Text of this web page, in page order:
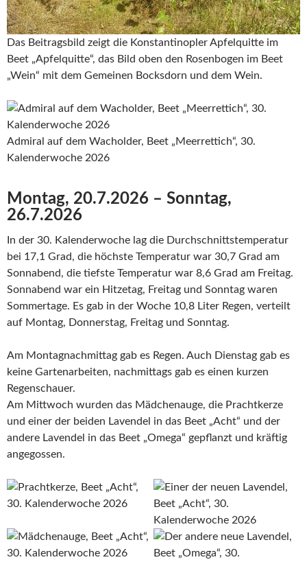
Das Beitragsbild zeigt die Konstantinopler Apfelquitte im
Beet „Apfelquitte“, das Bild oben den Rosenbogen im Beet
„Wein“ mit dem Gemeinen Bocksdorn und dem Wein.
Admiral auf dem Wacholder, Beet „Meerrettich“, 30.
Kalenderwoche 2026
Montag, 20.7.2026 – Sonntag,
26.7.2026
In der 30. Kalenderwoche lag die Durchschnittstemperatur
bei 17,1 Grad, die höchste Temperatur war 30,7 Grad am
Sonnabend, die tiefste Temperatur war 8,6 Grad am Freitag.
Sonnabend war ein Hitzetag, Freitag und Sonntag waren
Sommertage. Es gab in der Woche 10,8 Liter Regen, verteilt
auf Montag, Donnerstag, Freitag und Sonntag.
Am Montagnachmittag gab es Regen. Auch Dienstag gab es
keine Gartenarbeiten, nachmittags gab es einen kurzen
Regenschauer.
Am Mittwoch wurden das Mädchenauge, die Prachtkerze
und einer der beiden Lavendel in das Beet „Acht“ und der
andere Lavendel in das Beet „Omega“ gepflanzt und kräftig
angegossen.